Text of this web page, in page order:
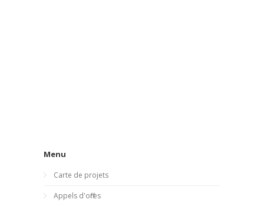
Menu
Carte de projets
Appels d'offres